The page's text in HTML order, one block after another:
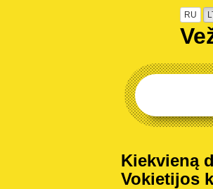
RU
Kiekvieną
Vokietijos